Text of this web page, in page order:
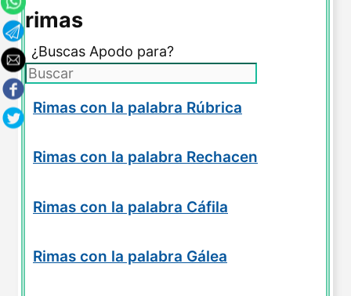
rimas
¿Buscas Apodo para?
Rimas con la palabra Rúbrica
Rimas con la palabra Rechacen
Rimas con la palabra Cáfila
Rimas con la palabra Gálea